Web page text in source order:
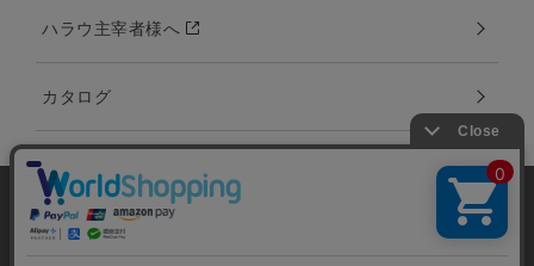
ハラウ主宰者様へ
カタログ
Copyright:©2000-2020 Amina Collection Co.,LTD all rights reserved.
当サイトではユーザーの利便性向上やサイト改
善のためにCookieを使用しています。 詳細につ
承諾する